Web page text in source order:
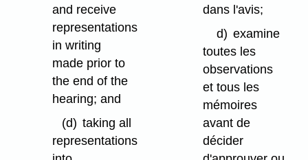
and receive
representations
in writing
made prior to
the end of the
hearing; and
(d) taking all
representations
dans l'avis;
d) examine
toutes les
observations
et tous les
mémoires
avant de
décider